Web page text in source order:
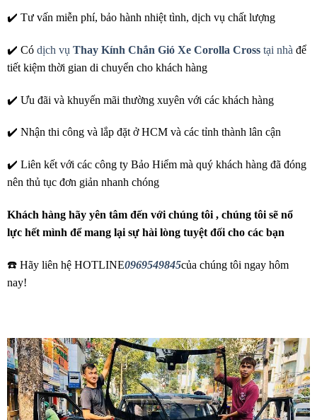
✔️ Tư vấn miễn phí, bảo hành nhiệt tình, dịch vụ chất lượng
✔️ Có dịch vụ Thay Kính Chắn Gió Xe Corolla Cross tại nhà để
tiết kiệm thời gian di chuyển cho khách hàng
✔️ Ưu đãi và khuyến mãi thường xuyên với các khách hàng
✔️ Nhận thi công và lắp đặt ở HCM và các tỉnh thành lân cận
✔️ Liên kết với các công ty Bảo Hiểm mà quý khách hàng đã đóng
nên thủ tục đơn giản nhanh chóng
Khách hàng hãy yên tâm đến với chúng tôi , chúng tôi sẽ nổ
lực hết mình để mang lại sự hài lòng tuyệt đối cho các bạn
☎️ Hãy liên hệ HOTLINE0969549845của chúng tôi ngay hôm
nay!